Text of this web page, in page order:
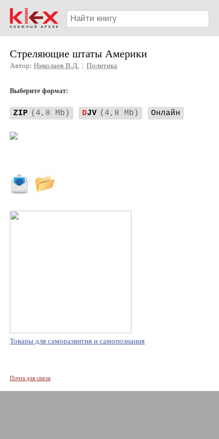
Стреляющие штаты Америки
Автор: Николаев В.Д. | Политика
Выберите формат:
ZIP (4,8 Mb) DJV (4,8 Mb) Онлайн
Товары для саморазвития и самопознания
Почта для связи